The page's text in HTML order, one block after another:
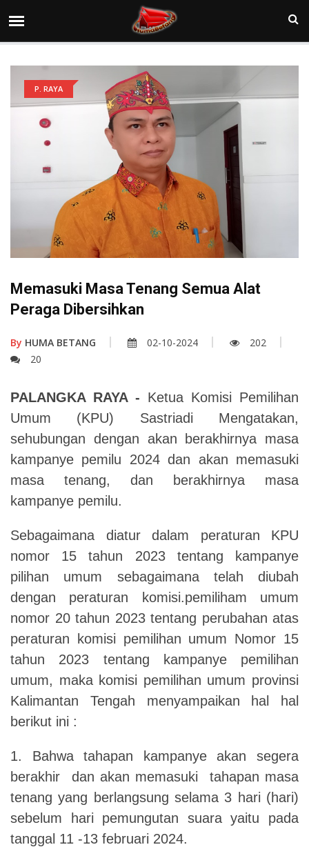
P. RAYA
Memasuki Masa Tenang Semua Alat
Peraga Dibersihkan
By HUMA BETANG 02-10-2024
202
20
PALANGKA RAYA - Ketua Komisi Pemilihan
Umum (KPU) Sastriadi Mengatakan,
sehubungan dengan akan berakhirnya masa
kampanye pemilu 2024 dan akan memasuki
masa tenang, dan berakhirnya masa
kampanye pemilu.
Sebagaimana diatur dalam peraturan KPU
nomor 15 tahun 2023 tentang kampanye
pilihan umum sebagaimana telah diubah
dengan peraturan komisi.pemiliham umum
nomor 20 tahun 2023 tentang perubahan atas
peraturan komisi pemilihan umum Nomor 15
tahun 2023 tentang kampanye pemilihan
umum, maka komisi pemilihan umum provinsi
Kalimantan Tengah menyampaikan hal hal
berikut ini :
1. Bahwa tahapan kampanye akan segera
berakhir dan akan memasuki tahapan masa
tenang yang berlangsung selama 3 hari (hari)
sebelum hari pemungutan suara yaitu pada
tanggal 11 -13 februari 2024.